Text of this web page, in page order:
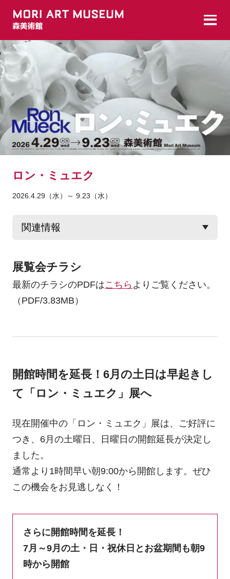
ロン・ミュエク
2026.4.29（水）～ 9.23（水）
展覧会チラシ
最新のチラシのPDFはこちら よりご覧ください。
（PDF/3.83MB）
開館時間を延長！6月の土日は早起きし
て「ロン・ミュエク」展へ
現在開催中の「ロン・ミュエク」展は、ご好評に
つき、6月の土曜日、日曜日の開館延長が決定し
ました。
通常より1時間早い朝9:00から開館します。ぜひ
この機会をお見逃しなく！
さらに開館時間を延長！
7月～9月の土・日・祝休日とお盆期間も朝9
時から開館